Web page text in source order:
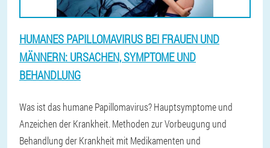
HUMANES PAPILLOMAVIRUS BEI FRAUEN UND
MÄNNERN: URSACHEN, SYMPTOME UND
BEHANDLUNG
Was ist das humane Papillomavirus? Hauptsymptome und
Anzeichen der Krankheit. Methoden zur Vorbeugung und
Behandlung der Krankheit mit Medikamenten und